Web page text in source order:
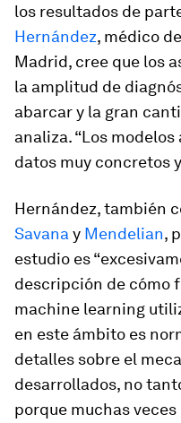
los resultados de
Hernández, médico
Madrid, cree que los
la amplitud de
abarcar y la gran
analiza. “Los
datos muy concretos
Hernández, también
Savana y Mendelian,
estudio es
descripción de cómo
machine learning
en este ámbito es
detalles sobre el
desarrollados, no
porque muchas